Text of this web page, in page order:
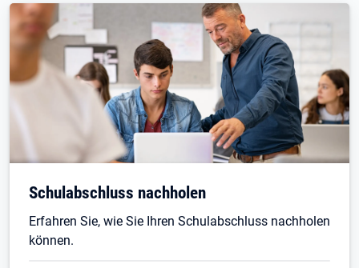
Schulabschluss nachholen
Erfahren Sie, wie Sie Ihren Schulabschluss nachholen
können.